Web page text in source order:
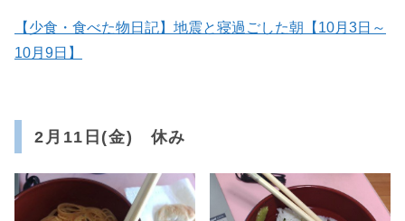
【少食・食べた物日記】地震と寝過ごした朝【10月3日～
10月9日】
2月11日(金) 休み